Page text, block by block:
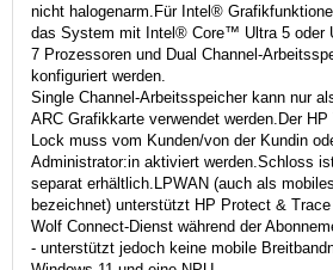
nicht halogenarm.Für Intel®
das System mit Intel® Core™ Ultra 5 oder
7 Prozessoren und Dual Channel-
konfiguriert werden.
Single Channel-Arbeitsspeicher kann nur
ARC Grafikkarte verwendet werden.Der HP
Lock muss vom Kunden/von der Kundin
Administrator:in aktiviert werden.Schloss
separat erhältlich.LPWAN (auch als
bezeichnet) unterstützt HP Protect &
Wolf Connect-Dienst während der
- unterstützt jedoch keine mobile